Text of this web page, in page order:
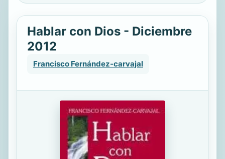
Hablar con Dios - Diciembre
2012
Francisco Fernández-carvajal